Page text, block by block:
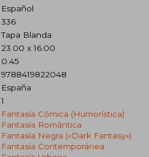
Español
336
Tapa Blanda
23.00 x 16.00
0.45
9788419822048
España
1
Fantasía Cómica (humorística)
Fantasía Romántica
Fantasía Negra («dark Fantasy»)
Fantasía Contemporánea